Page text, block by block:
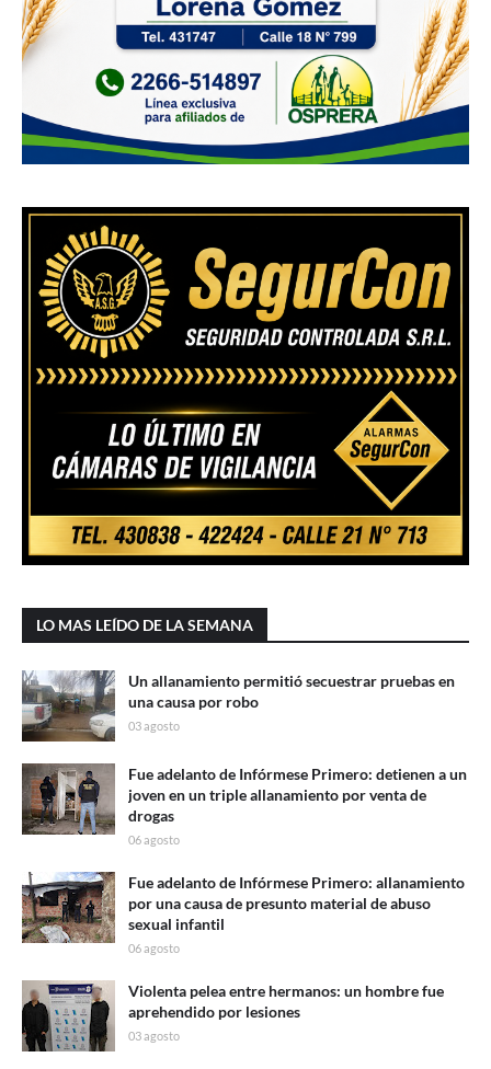
LO MAS LEÍDO DE LA SEMANA
Un allanamiento permitió secuestrar pruebas en
una causa por robo
03 agosto
Fue adelanto de Infórmese Primero: detienen a un
joven en un triple allanamiento por venta de
drogas
06 agosto
Fue adelanto de Infórmese Primero: allanamiento
por una causa de presunto material de abuso
sexual infantil
06 agosto
Violenta pelea entre hermanos: un hombre fue
aprehendido por lesiones
03 agosto